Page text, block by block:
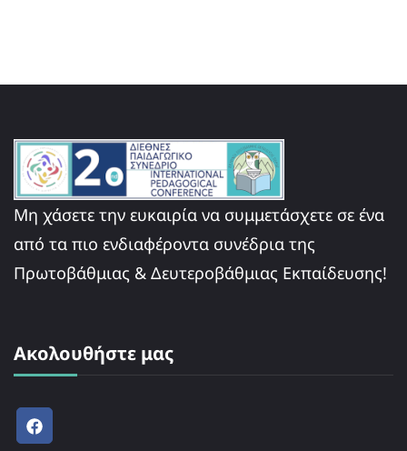
Μη χάσετε την ευκαιρία να συμμετάσχετε σε ένα
από τα πιο ενδιαφέροντα συνέδρια της
Πρωτοβάθμιας & Δευτεροβάθμιας Εκπαίδευσης!
Ακολουθήστε μας